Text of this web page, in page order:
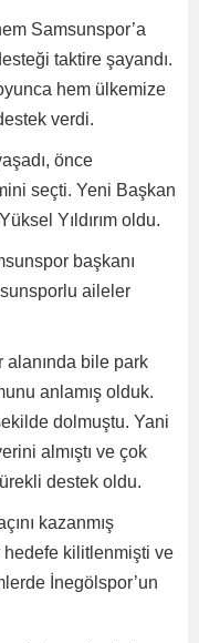
Samsunspor’a
taktire şayandı.
hem ülkemize
verdi.
önce
seçti. Yeni Başkan
Yıldırım oldu.
başkanı
aileler
bile park
anlamış olduk.
dolmuştu. Yani
almıştı ve çok
destek oldu.
kazanmış
hedefe kilitlenmişti ve
İnegölspor’un